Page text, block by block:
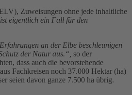
Zuweisungen ohne jede inhaltliche
eigentlich ein Fall für den
an der Elbe beschleunigen
der Natur aus.“, so der
dass auch die bevorstehende
Fachkreisen noch 37.000 Hektar (ha)
seien davon ganze 7.500 ha übrig.